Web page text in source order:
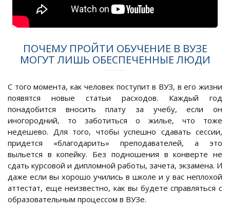
ПОЧЕМУ ПРОЙТИ ОБУЧЕНИЕ В ВУЗЕ
МОГУТ ЛИШЬ ОБЕСПЕЧЕННЫЕ ЛЮДИ
С того момента, как человек поступит в ВУЗ, в его жизни
появятся новые статьи расходов. Каждый год
понадобится вносить плату за учебу, если он
иногородний, то заботиться о жилье, что тоже
недешево. Для того, чтобы успешно сдавать сессии,
придется «благодарить» преподавателей, а это
выльется в копейку. Без подношения в конверте не
сдать курсовой и дипломной работы, зачета, экзамена. И
даже если вы хорошо учились в школе и у вас неплохой
аттестат, еще неизвестно, как вы будете справляться с
образовательным процессом в ВУЗе.